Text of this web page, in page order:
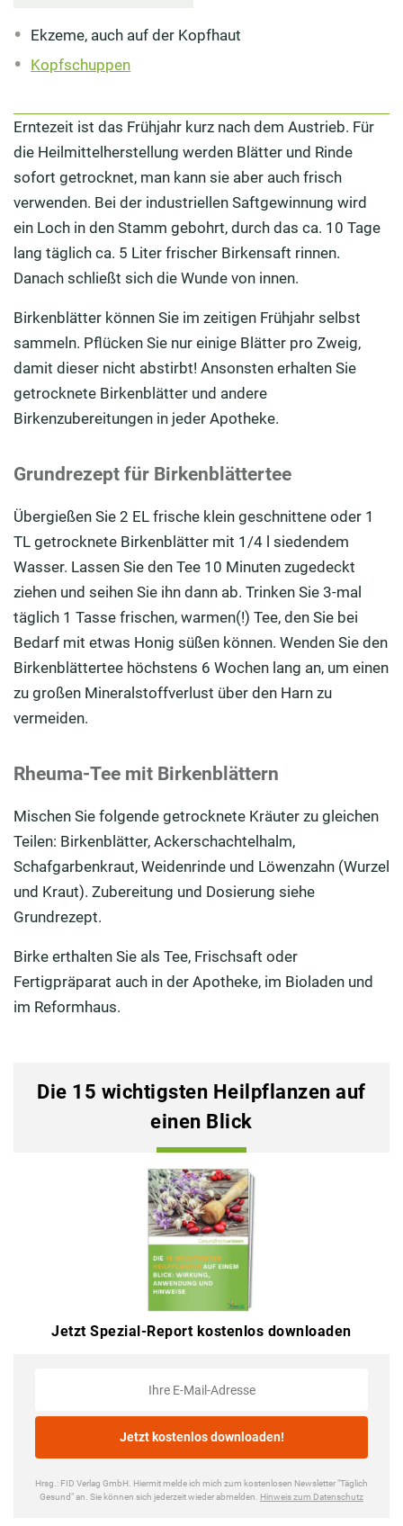
Ekzeme, auch auf der Kopfhaut
Kopfschuppen
Erntezeit ist das Frühjahr kurz nach dem Austrieb. Für
die Heilmittelherstellung werden Blätter und Rinde
sofort getrocknet, man kann sie aber auch frisch
verwenden. Bei der industriellen Saftgewinnung wird
ein Loch in den Stamm gebohrt, durch das ca. 10 Tage
lang täglich ca. 5 Liter frischer Birkensaft rinnen.
Danach schließt sich die Wunde von innen.
Birkenblätter können Sie im zeitigen Frühjahr selbst
sammeln. Pflücken Sie nur einige Blätter pro Zweig,
damit dieser nicht abstirbt! Ansonsten erhalten Sie
getrocknete Birkenblätter und andere
Birkenzubereitungen in jeder Apotheke.
Grundrezept für Birkenblättertee
Übergießen Sie 2 EL frische klein geschnittene oder 1
TL getrocknete Birkenblätter mit 1/4 l siedendem
Wasser. Lassen Sie den Tee 10 Minuten zugedeckt
ziehen und seihen Sie ihn dann ab. Trinken Sie 3-mal
täglich 1 Tasse frischen, warmen(!) Tee, den Sie bei
Bedarf mit etwas Honig süßen können. Wenden Sie den
Birkenblättertee höchstens 6 Wochen lang an, um einen
zu großen Mineralstoffverlust über den Harn zu
vermeiden.
Rheuma-Tee mit Birkenblättern
Mischen Sie folgende getrocknete Kräuter zu gleichen
Teilen: Birkenblätter, Ackerschachtelhalm,
Schafgarbenkraut, Weidenrinde und Löwenzahn (Wurzel
und Kraut). Zubereitung und Dosierung siehe
Grundrezept.
Birke erthalten Sie als Tee, Frischsaft oder
Fertigpräparat auch in der Apotheke, im Bioladen und
im Reformhaus.